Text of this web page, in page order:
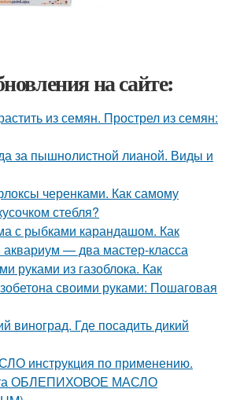
на сайте:
из семян. Прострел из семян:
за пышнолистной лианой. Виды и
черенками. Как самому
стебля?
с рыбками карандашом. Как
аквариум — два мастер-класса
руками из газоблока. Как
своими руками: Пошаговая
виноград. Где посадить дикий
инструкция по применению.
ОБЛЕПИХОВОЕ МАСЛО